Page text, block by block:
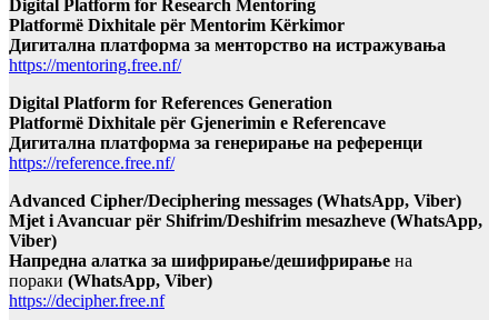
Digital Platform for Research Mentoring
Platformë Dixhitale për Mentorim Kërkimor
Дигитална платформа за менторство на истражувања
https://mentoring.free.nf/
Digital Platform for References Generation
Platformë Dixhitale për Gjenerimin e Referencave
Дигитална платформа за генерирање на референци
https://reference.free.nf/
Advanced Cipher/Deciphering messages (WhatsApp, Viber)
Mjet i Avancuar për Shifrim/Deshifrim mesazheve (WhatsApp,
Viber)
Напредна алатка за шифрирање/дешифрирање на
пораки (WhatsApp, Viber)
https://decipher.free.nf